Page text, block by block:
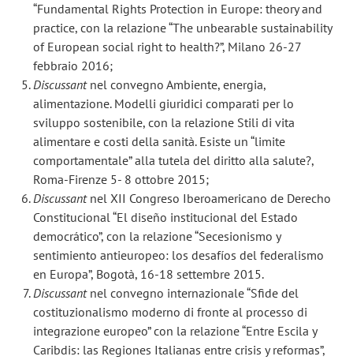
“Fundamental Rights Protection in Europe: theory and
practice, con la relazione “The unbearable sustainability
of European social right to health?”, Milano 26-27
febbraio 2016;
Discussantnel convegno Ambiente, energia,
alimentazione. Modelli giuridici comparati per lo
sviluppo sostenibile, con la relazione Stili di vita
alimentare e costi della sanità. Esiste un “limite
comportamentale” alla tutela del diritto alla salute?,
Roma-Firenze 5- 8 ottobre 2015;
Discussantnel XII Congreso Iberoamericano de Derecho
Constitucional “El diseño institucional del Estado
democrático”, con la relazione “Secesionismo y
sentimiento antieuropeo: los desafíos del federalismo
en Europa”, Bogotà, 16-18 settembre 2015.
Discussantnel convegno internazionale “Sfide del
costituzionalismo moderno di fronte al processo di
integrazione europeo” con la relazione “Entre Escila y
Caribdis: las Regiones Italianas entre crisis y reformas”,